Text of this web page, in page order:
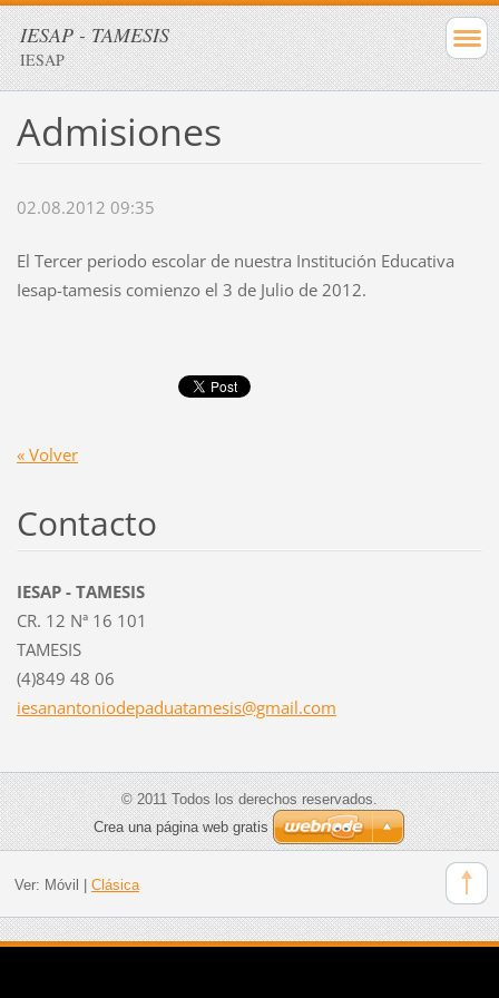
IESAP - TAMESIS
IESAP
Admisiones
02.08.2012 09:35
El Tercer periodo escolar de nuestra Institución Educativa
Iesap-tamesis comienzo el 3 de Julio de 2012.
« Volver
Contacto
IESAP - TAMESIS
CR. 12 Nª 16 101
TAMESIS
(4)849 48 06
iesanantoniodepaduatamesis@gmail.com
© 2011 Todos los derechos reservados.
Crea una página web gratis
Ver: Móvil Clásica